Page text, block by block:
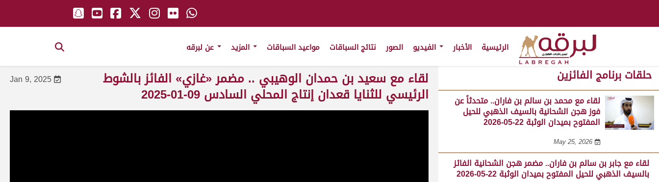
الرئيسية الأخبار الصور نتائج السباقات مواعيد السباقات
حلقات برنامج الفائزين
لقاء مع محمد بن سالم بن فاران.. متحدثاً عن
فوز هجن الشحانية بالسيف الذهبي للحيل
المفتوح بميدان الوثبة 22-05-2026
May 25, 2026
لقاء مع جابر بن سالم بن فاران.. مضمر هجن الشحانية الفائز
بالسيف الذهبي للحيل المفتوح بميدان الوثبة 22-05-2026
Jan 9, 2025 لقاء مع سعيد بن حمدان الوهيبي .. مضمر «غازي» الفائز بالشوط
الرئيسي للثنايا قعدان إنتاج المحلي السادس 09-01-2025